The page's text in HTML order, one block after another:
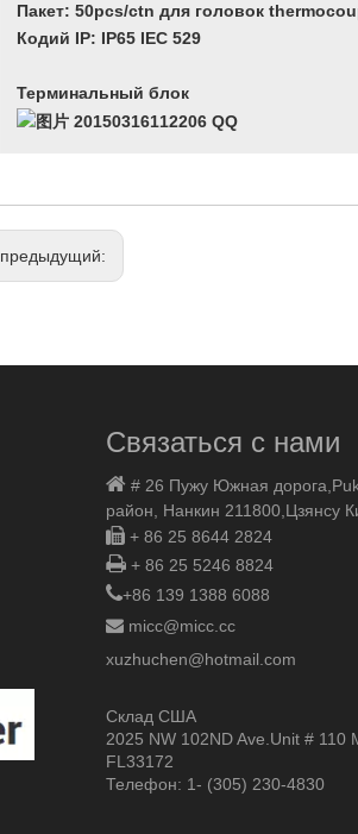
Пакет: 50pcs/ctn для головок
Кодий IP: IP65 IEC 529
Терминальный блок
предыдущий:
Связаться с нами
 # 26 Пужу Южная дорога,
район, Нанкин 211800, Цзянсу
 + 86 25 8644 2824
 + 86 25 5246 8824
+86 139 1388 6088
 micc@micc.cc
xuzhuchen@hotmail.com
Склад США
2025 NW 102ND Ave.Unit # 110
FL33172
Телефон: 1- (305) 230-4830